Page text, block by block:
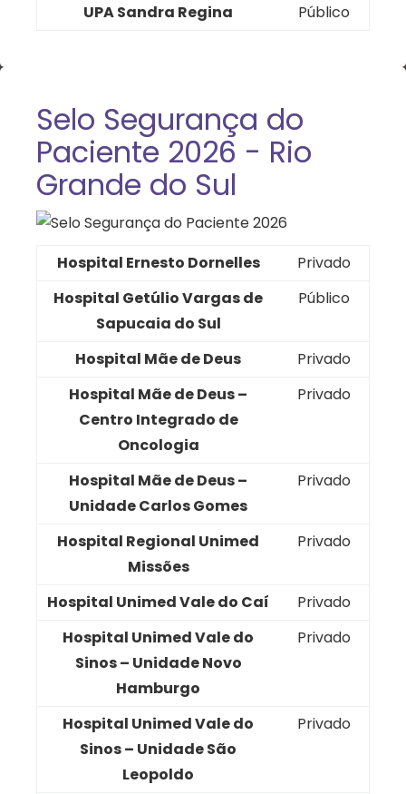
UPA Sandra Regina Público
Selo Segurança do
Paciente 2026 - Rio
Grande do Sul
Hospital Ernesto Dornelles
Privado
Hospital Getúlio Vargas de
Sapucaia do Sul
Público
Hospital Mãe de Deus
Privado
Hospital Mãe de Deus –
Centro Integrado de
Oncologia
Privado
Hospital Mãe de Deus –
Unidade Carlos Gomes
Privado
Hospital Regional Unimed
Missões
Privado
Hospital Unimed Vale do Caí
Privado
Hospital Unimed Vale do
Sinos – Unidade Novo
Hamburgo
Privado
Hospital Unimed Vale do
Sinos – Unidade São
Leopoldo
Privado